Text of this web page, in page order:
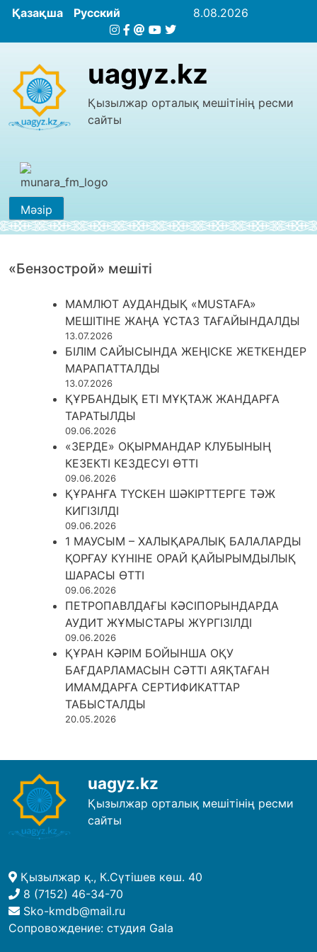
Қазақша Русский 8.08.2026
uagyz.kz
Қызылжар орталық мешітінің ресми
сайты
Мәзір
«Бензострой» мешіті
МАМЛЮТ АУДАНДЫҚ «MUSTAFA»
МЕШІТІНЕ ЖАҢА ҰСТАЗ ТАҒАЙЫНДАЛДЫ
13.07.2026
БІЛІМ САЙЫСЫНДА ЖЕҢІСКЕ ЖЕТКЕНДЕР
МАРАПАТТАЛДЫ
13.07.2026
ҚҰРБАНДЫҚ ЕТІ МҰҚТАЖ ЖАНДАРҒА
ТАРАТЫЛДЫ
09.06.2026
«ЗЕРДЕ» ОҚЫРМАНДАР КЛУБЫНЫҢ
КЕЗЕКТІ КЕЗДЕСУІ ӨТТІ
09.06.2026
ҚҰРАНҒА ТҮСКЕН ШӘКІРТТЕРГЕ ТӘЖ
КИГІЗІЛДІ
09.06.2026
1 МАУСЫМ – ХАЛЫҚАРАЛЫҚ БАЛАЛАРДЫ
ҚОРҒАУ КҮНІНЕ ОРАЙ ҚАЙЫРЫМДЫЛЫҚ
ШАРАСЫ ӨТТІ
09.06.2026
ПЕТРОПАВЛДАҒЫ КӘСІПОРЫНДАРДА
АУДИТ ЖҰМЫСТАРЫ ЖҮРГІЗІЛДІ
09.06.2026
ҚҰРАН КӘРІМ БОЙЫНША ОҚУ
БАҒДАРЛАМАСЫН СӘТТІ АЯҚТАҒАН
ИМАМДАРҒА СЕРТИФИКАТТАР
ТАБЫСТАЛДЫ
20.05.2026
uagyz.kz
Қызылжар орталық мешітінің ресми
сайты
Қызылжар қ., К.Сүтішев көш. 40
8 (7152) 46-34-70
Sko-kmdb@mail.ru
Сопровождение: студия Gala